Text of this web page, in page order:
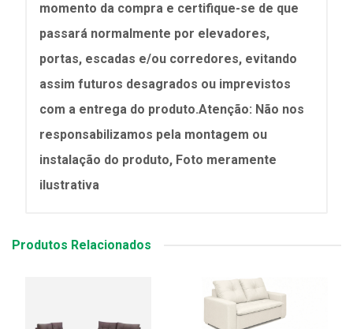
momento da compra e certifique-se de que
passará normalmente por elevadores,
portas, escadas e/ou corredores, evitando
assim futuros desagrados ou imprevistos
com a entrega do produto.Atenção: Não nos
responsabilizamos pela montagem ou
instalação do produto, Foto meramente
ilustrativa
Produtos Relacionados